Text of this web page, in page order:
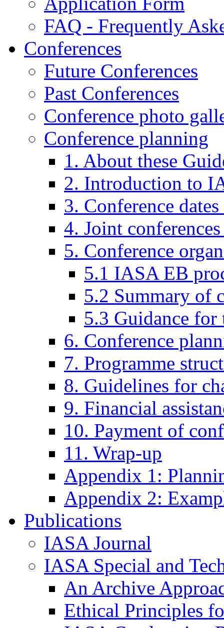
FAQ - Frequently
Conferences
Future Conferences
Past Conferences
Conference photo
Conference planning
1. About these
2. Introduction to
3. Conference
4. Joint
5. Conference
5.1 IASA EB
5.2 Summary of
5.3 Guidance for
6. Conference
7. Programme
8. Guidelines for
9. Financial
10. Payment of
11. Wrap-up
Appendix 1:
Appendix 2:
Publications
IASA Journal
IASA Special and
An Archive
Ethical Principles